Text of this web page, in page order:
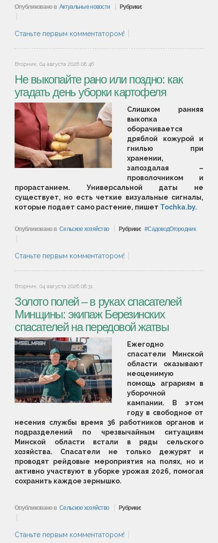
Опубликовано в Актуальные новости Рубрики:
Станьте первым комментатором!
Вторник, 04 августа 2026 08:46
Не выкопайте рано или поздно: как
угадать день уборки картофеля
Слишком ранняя
выкопка
оборачивается
дряблой кожурой и
гнилью при
хранении,
запоздалая –
проволочником и
прорастанием. Универсальной даты не
существует, но есть четкие визуальные сигналы,
которые подает само растение, пишет Tochka.by.
Опубликовано в Сельское хозяйство Рубрики: СадоводОгородник
Станьте первым комментатором!
Вторник, 04 августа 2026 08:31
Золото полей – в руках спасателей
Минщины: экипаж Березинских
спасателей на передовой жатвы
Ежегодно
спасатели Минской
области оказывают
неоценимую
помощь аграриям в
уборочной
кампании. В этом
году в свободное от
несения службы время 36 работников органов и
подразделений по чрезвычайным ситуациям
Минской области встали в ряды сельского
хозяйства. Спасатели не только дежурят и
проводят рейдовые мероприятия на полях, но и
активно участвуют в уборке урожая 2026, помогая
сохранить каждое зернышко.
Опубликовано в Сельское хозяйство Рубрики:
Станьте первым комментатором!